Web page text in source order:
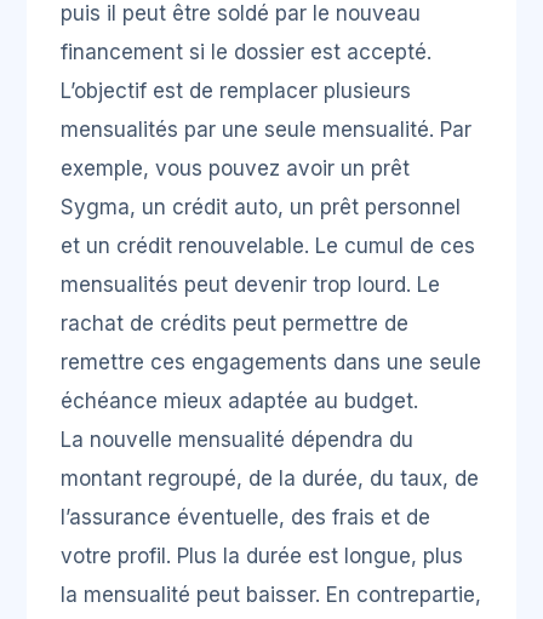
puis il peut être soldé par le nouveau
financement si le dossier est accepté.
L’objectif est de remplacer plusieurs
mensualités par une seule mensualité. Par
exemple, vous pouvez avoir un prêt
Sygma, un crédit auto, un prêt personnel
et un crédit renouvelable. Le cumul de ces
mensualités peut devenir trop lourd. Le
rachat de crédits peut permettre de
remettre ces engagements dans une seule
échéance mieux adaptée au budget.
La nouvelle mensualité dépendra du
montant regroupé, de la durée, du taux, de
l’assurance éventuelle, des frais et de
votre profil. Plus la durée est longue, plus
la mensualité peut baisser. En contrepartie,